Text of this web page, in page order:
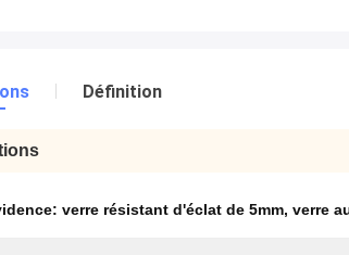
Définition
verre résistant d'éclat de 5mm, verre